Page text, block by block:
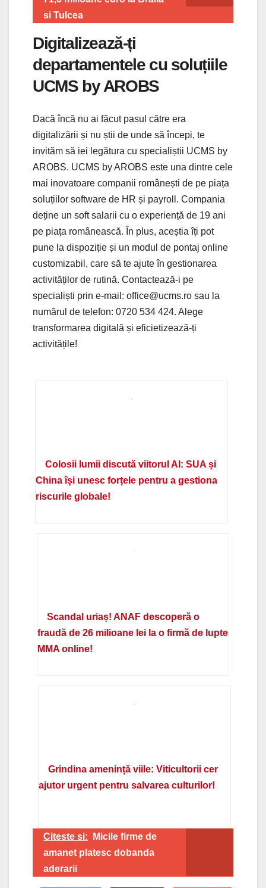
si Tulcea
Digitalizează-ți
departamentele cu soluțiile
UCMS by AROBS
Dacă încă nu ai făcut pasul către era
digitalizării și nu știi de unde să începi, te
invităm să iei legătura cu specialiștii UCMS by
AROBS. UCMS by AROBS este una dintre cele
mai inovatoare companii românești de pe piața
soluțiilor software de HR și payroll. Compania
deține un soft salarii cu o experiență de 19 ani
pe piața românească. În plus, aceștia îți pot
pune la dispoziție și un modul de pontaj online
customizabil, care să te ajute în gestionarea
activităților de rutină. Contactează-i pe
specialiști prin e-mail: office@ucms.ro sau la
numărul de telefon: 0720 534 424. Alege
transformarea digitală și eficietizează-ți
activitățile!
Colosii lumii discută viitorul AI: SUA și
China își unesc forțele pentru a gestiona
riscurile globale!
Scandal uriaș! ANAF descoperă o
fraudă de 26 milioane lei la o firmă de lupte
MMA online!
Grindina amenință viile: Viticultorii cer
ajutor urgent pentru salvarea culturilor!
Citeste si:
Micile firme de
amanet platesc dobanda
aderarii